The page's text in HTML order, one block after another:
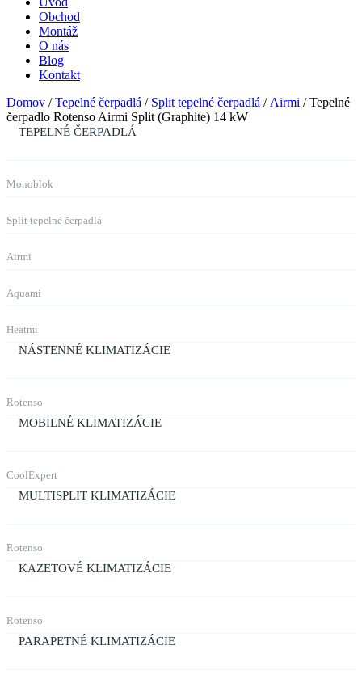
Obchod
Montáž
O nás
Blog
Kontakt
Domov /Tepelné čerpadlá / Split tepelné čerpadlá / Airmi / Tepelné
čerpadlo Rotenso Airmi Split (Graphite) 14 kW
TEPELNÉ ČERPADLÁ
Monoblok
Split tepelné čerpadlá
Airmi
Aquami
Heatmi
NÁSTENNÉ KLIMATIZÁCIE
Rotenso
MOBILNÉ KLIMATIZÁCIE
CoolExpert
MULTISPLIT KLIMATIZÁCIE
Rotenso
KAZETOVÉ KLIMATIZÁCIE
Rotenso
PARAPETNÉ KLIMATIZÁCIE